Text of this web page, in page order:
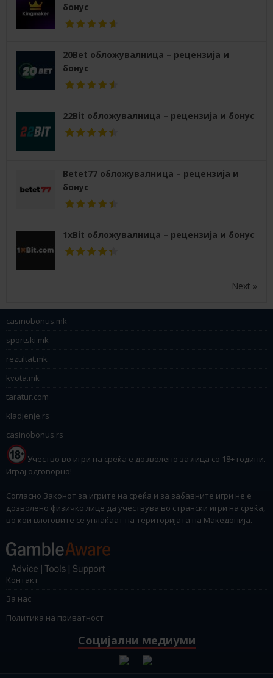
бонус
20Bet обложувалница – рецензија и
бонус
22Bit обложувалница – рецензија и бонус
Betet77 обложувалница – рецензија и
бонус
1xBit обложувалница – рецензија и бонус
Next »
casinobonus.mk
sportski.mk
rezultat.mk
kvota.mk
taratur.com
kladjenje.rs
casinobonus.rs
Учество во игри на среќа е дозволено за лица со 18+ години.
Играј одговорно!
Согласно Законот за игрите на среќа и за забавните игри не е
дозволено физичко лице да учествува во странски игри на среќа,
во кои влоговите се уплаќаат на територијата на Македонија.
Контакт
За нас
Политика на приватност
Социјални медиуми